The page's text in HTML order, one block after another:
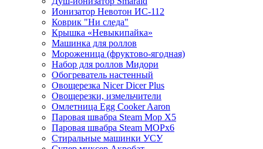
Ионизатор Невотон ИС-112
Коврик "Ни следа"
Крышка «Невыкипайка»
Машинка для роллов
Мороженица (фруктово-ягодная)
Набор для роллов Мидори
Обогреватель настенный
Овощерезка Nicer Dicer Plus
Овощерезки, измельчители
Омлетница Egg Сooker Aaron
Паровая швабра Steam Mop X5
Паровая швабра Steam MOPх6
Стиральные машинки УСУ